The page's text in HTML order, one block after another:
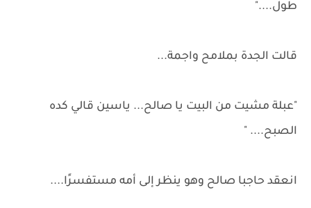
طول...."
قالت الجدة بملامح واجمة...
"عبلة مشيت من البيت يا صالح... ياسين قالي كده
الصبح.... "
انعقد حاجبا صالح وهو ينظر إلى أمه مستفسرًا....